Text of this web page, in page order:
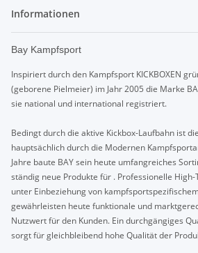
Informationen
Bay Kampfsport
Inspiriert durch den Kampfsport KICKBOXEN
(geborene Pielmeier) im Jahr 2005 die Marke
sie national und international registriert.
Bedingt durch die aktive Kickbox-Laufbahn ist
hauptsächlich durch die Modernen
Jahre baute BAY sein heute umfangreiches
ständig neue Produkte für . Professionelle
unter Einbeziehung von
gewährleisten heute funktionale und
Nutzwert für den Kunden. Ein durchgängiges
sorgt für gleichbleibend hohe Qualität der